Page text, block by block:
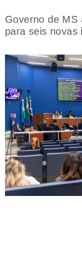
Governo de MS
para seis novas